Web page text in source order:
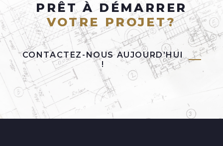
PRÊT À DÉMARRER
VOTRE PROJET?
CONTACTEZ-NOUS AUJOURD’HUI
!